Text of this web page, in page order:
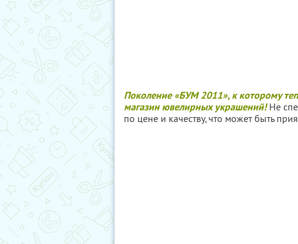
Поколение «БУМ 2011», к которому
магазин ювелирных украшений!Не
по цене и качеству, что может быть